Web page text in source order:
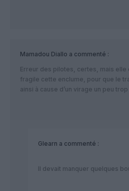
Mamadou Diallo a commenté :
Erreur des pilotes, certes, mais elle
fragile cette enclume, pour que le
ainsi à cause d’un virage un peu trop
Glearn a commenté :
Il devait manquer quelques